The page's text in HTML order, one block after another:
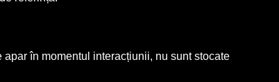
în momentul interacțiunii, nu sunt stocate